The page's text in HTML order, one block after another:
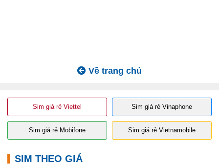
Về trang chủ
Sim giá rẻ Viettel Sim giá rẻ Vinaphone
Sim giá rẻ Mobifone Sim giá rẻ Vietnamobile
SIM THEO GIÁ